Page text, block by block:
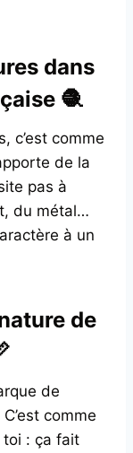
dans
🧶
c’est comme
de la
pas à
du métal…
à un
de
de
comme
toi : ça fait